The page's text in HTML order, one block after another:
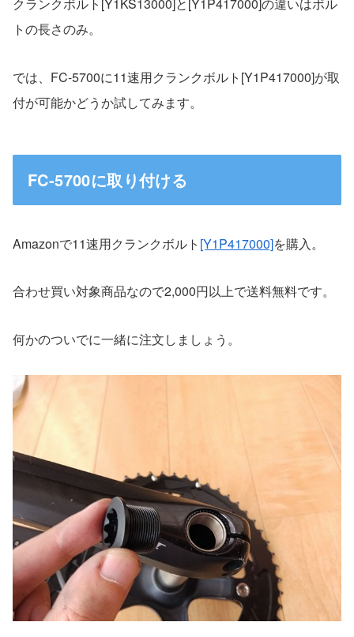
クランクボルト[Y1KS13000]と[Y1P417000]の違いはボル
トの長さのみ。
では、FC-5700に11速用クランクボルト[Y1P417000]が取
付が可能かどうか試してみます。
FC-5700に取り付ける
Amazonで11速用クランクボルト [Y1P417000]を購入。
合わせ買い対象商品なので2,000円以上で送料無料です。
何かのついでに一緒に注文しましょう。